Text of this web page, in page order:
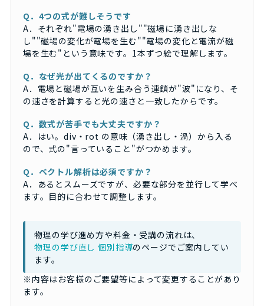
Q．4つの式が難しそうです
A．それぞれ"電場の湧き出し""磁場に湧き出しな
し""磁場の変化が電場を生む""電場の変化と電流が磁
場を生む"という意味です。1本ずつ絵で理解します。
Q．なぜ光が出てくるのですか？
A．電場と磁場が互いを生み合う連鎖が"波"になり、そ
の速さを計算すると光の速さと一致したからです。
Q．数式が苦手でも大丈夫ですか？
A．はい。div・rot の意味（湧き出し・渦）から入る
ので、式の"言っていること"がつかめます。
Q．ベクトル解析は必須ですか？
A．あるとスムーズですが、必要な部分を並行して学べ
ます。目的に合わせて調整します。
物理の学び進め方や料金・受講の流れは、
物理の学び直し 個別指導のページでご案内してい
ます。
※内容はお客様のご要望等によって変更することがあり
ます。